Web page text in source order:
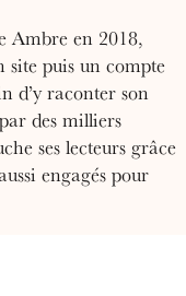
Ambre en 2018,
site puis un compte
d’y raconter son
des milliers
ses lecteurs grâce
engagés pour